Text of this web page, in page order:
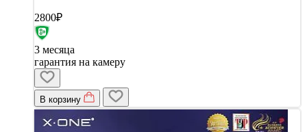
2800₽
3 месяца
гарантия на камеру
В корзину